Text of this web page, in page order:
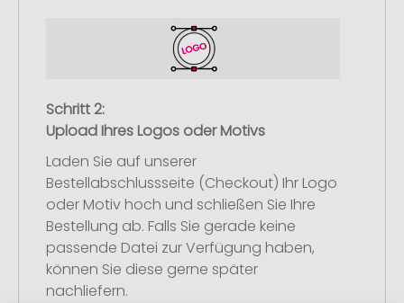
Schritt 2:
Upload Ihres Logos oder Motivs
Laden Sie auf unserer
Bestellabschlussseite (Checkout) Ihr Logo
oder Motiv hoch und schließen Sie Ihre
Bestellung ab. Falls Sie gerade keine
passende Datei zur Verfügung haben,
können Sie diese gerne später
nachliefern.